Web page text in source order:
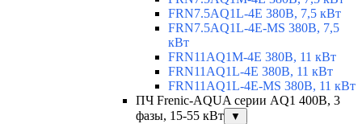
FRN7.5AQ1L-4E 380В, 7,5 кВт
FRN7.5AQ1L-4E-MS 380В, 7,5
кВт
FRN11AQ1M-4E 380В, 11 кВт
FRN11AQ1L-4E 380В, 11 кВт
FRN11AQ1L-4E-MS 380В, 11 кВт
ПЧ Frenic-AQUA серии AQ1 400В, 3
фазы, 15-55 кВт
▼